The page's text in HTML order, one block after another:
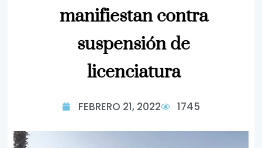
manifiestan contra
suspensión de
licenciatura
FEBRERO 21, 2022 1745